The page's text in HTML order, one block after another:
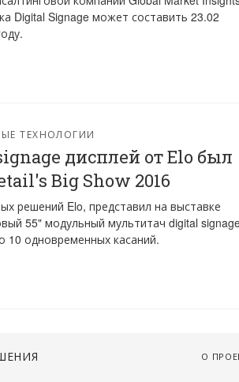
Digital Signage может составить 23.02
ТЕХНОЛОГИИ
дисплей от Elo был
Big Show 2016
решений Elo, представил на выставке
55" модульный мультитач digital
одновременных касаний.
О